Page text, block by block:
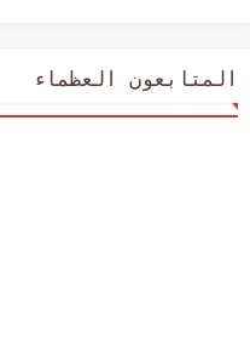
المتابعون العظماء